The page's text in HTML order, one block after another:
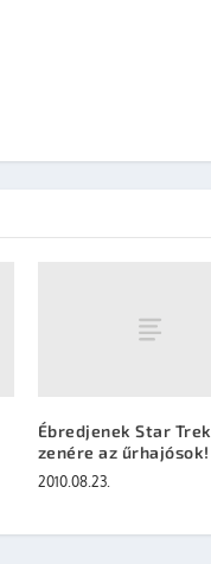
Ébredjenek Star Trek
zenére az űrhajósok!
2010.08.23.